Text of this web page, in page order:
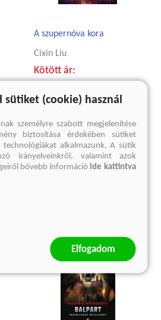
A szupernóva kora
Cixin Liu
Kötött ár:
Eredeti ár:5 999 Ft
előrendelem
termékei
sütiket (cookie) használ
személyre szabott megjelenítése
biztosítása érdekében sütiket
technológiákat alkalmazunk. A sütik
irányelveinkről, valamint azok
bővebb információide kattintva
Elfogadom